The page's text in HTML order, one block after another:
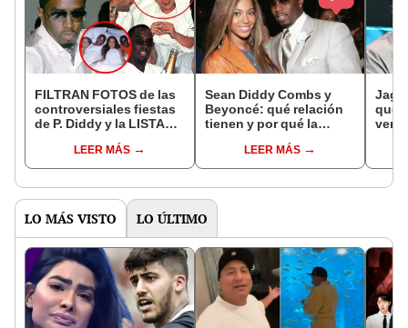
FILTRAN FOTOS de las
controversiales fiestas
de P. Diddy y la LISTA
que asistieron
LEER MÁS
Sean Diddy Combs y
Beyoncé: qué relación
tienen y por qué la
millones de seguidores
en redes sociales
LEER MÁS
que
LO MÁS VISTO LO ÚLTIMO